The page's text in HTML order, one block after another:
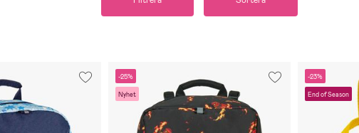
-25%
Nyhet
-23%
End of Season